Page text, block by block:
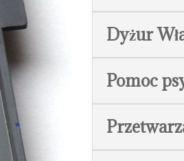
Dyżur
Pomoc